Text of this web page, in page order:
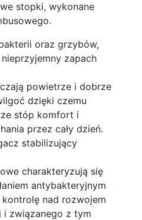
stopki, wykonane
oraz grzybów,
zapach
powietrze i dobrze
dzięki czemu
stóp komfort i
przez cały dzień.
stabilizujący
charakteryzują się
antybakteryjnym
nad rozwojem
związanego z tym